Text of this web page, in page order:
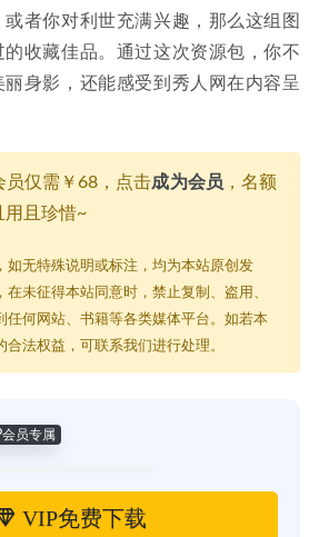
者你对利世充满兴趣，那么这组图
收藏佳品。通过这次资源包，你不
身影，还能感受到秀人网在内容呈
员仅需￥68，点击成为会员 ，名额
用且珍惜~
如无特殊说明或标注，均为本站原创发
在未征得本站同意时，禁止复制、盗用、
任何网站、书籍等各类媒体平台。如若本
合法权益，可联系我们进行处理。
会员专属
VIP免费下载